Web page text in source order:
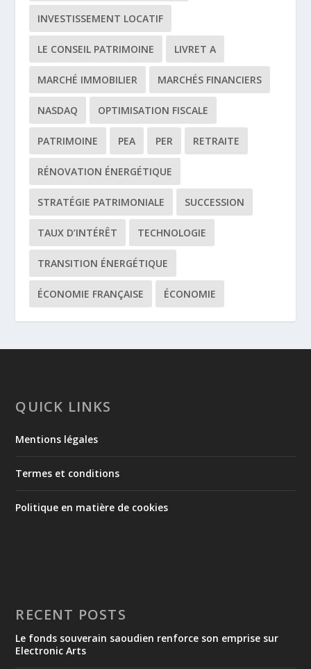
INVESTISSEMENT LOCATIF
LE CONSEIL PATRIMOINE LIVRET A
MARCHÉ IMMOBILIER MARCHÉS FINANCIERS
NASDAQ OPTIMISATION FISCALE
PATRIMOINE PEA PER RETRAITE
RÉNOVATION ÉNERGÉTIQUE
STRATÉGIE PATRIMONIALE SUCCESSION
TAUX D’INTÉRÊT TECHNOLOGIE
TRANSITION ÉNERGÉTIQUE
ÉCONOMIE FRANÇAISE ÉCONOMIE
QUICK LINKS
Mentions légales
Termes et conditions
Politique en matière de cookies
RECENT POSTS
Le fonds souverain saoudien renforce son emprise sur
Electronic Arts